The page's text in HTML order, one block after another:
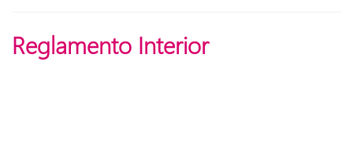
Reglamento Interior